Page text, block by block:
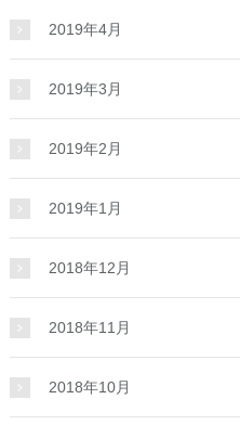
2019年4月
2019年3月
2019年2月
2019年1月
2018年12月
2018年11月
2018年10月